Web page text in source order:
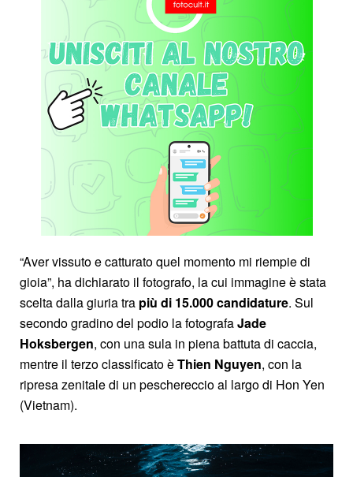
“Aver vissuto e catturato quel momento mi riempie di
gioia”, ha dichiarato il fotografo, la cui immagine è stata
scelta dalla giuria tra più di 15.000 candidature. Sul
secondo gradino del podio la fotografaJade
Hoksbergen, con una sula in piena battuta di caccia,
mentre il terzo classificato èThien Nguyen, con la
ripresa zenitale di un peschereccio al largo di Hon Yen
(Vietnam).